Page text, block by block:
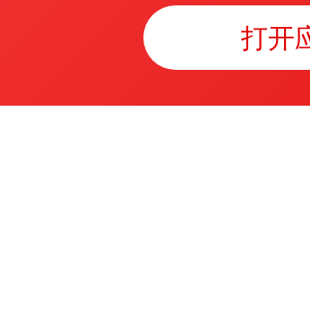
打开